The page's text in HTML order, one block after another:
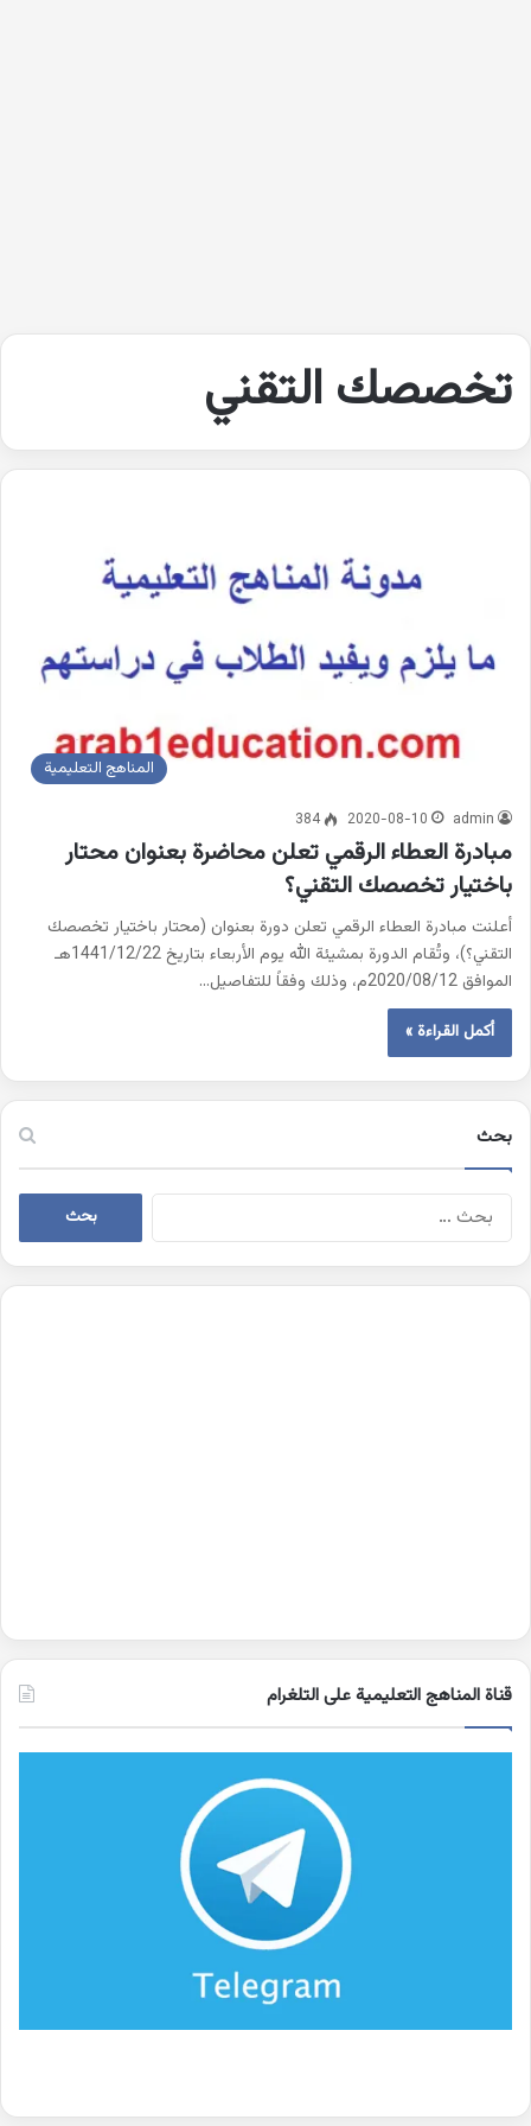
تخصصك التقني
المناهج التعليمية
admin
2020-08-10
384
مبادرة العطاء الرقمي تعلن محاضرة بعنوان محتار
باختيار تخصصك التقني؟
أعلنت مبادرة العطاء الرقمي تعلن دورة بعنوان (محتار باختيار تخصصك
التقني؟)، وتُقام الدورة بمشيئة الله يوم الأربعاء بتاريخ 1441/12/22هـ
الموافق 2020/08/12م، وذلك وفقاً للتفاصيل…
أكمل القراءة »
بحث
البحث
قناة المناهج التعليمية على التلغرام